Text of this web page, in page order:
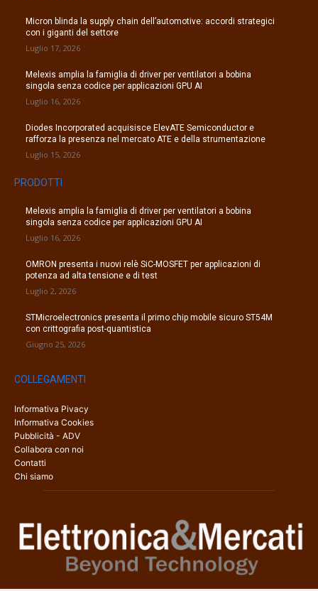
Micron blinda la supply chain dell’automotive: accordi strategici
con i giganti del settore
Luglio 17, 2026
Melexis amplia la famiglia di driver per ventilatori a bobina
singola senza codice per applicazioni GPU AI
Luglio 16, 2026
Diodes Incorporated acquisisce ElevATE Semiconductor e
rafforza la presenza nel mercato ATE e della strumentazione
Luglio 15, 2026
PRODOTTI
Melexis amplia la famiglia di driver per ventilatori a bobina
singola senza codice per applicazioni GPU AI
Luglio 16, 2026
OMRON presenta i nuovi relè SiC-MOSFET per applicazioni di
potenza ad alta tensione e di test
Luglio 2, 2026
STMicroelectronics presenta il primo chip mobile sicuro ST54M
con crittografia post-quantistica
Giugno 25, 2026
COLLEGAMENTI
Informativa Pivacy
Informativa Cookies
Pubblicità - ADV
Collabora con noi
Contatti
Chi siamo